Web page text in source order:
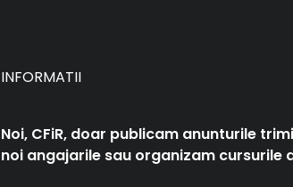
INFORMATII
Noi, CFiR, doar publicam anunturile
noi angajarile sau organizam cursurile